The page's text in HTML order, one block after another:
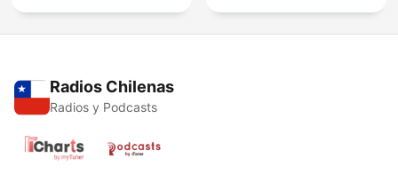
Radios Chilenas
Radios y Podcasts